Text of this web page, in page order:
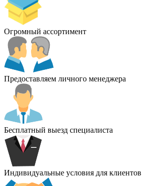
Огромный ассортимент
Предоставляем личного менеджера
Бесплатный выезд специалиста
Индивидуальные условия для клиентов